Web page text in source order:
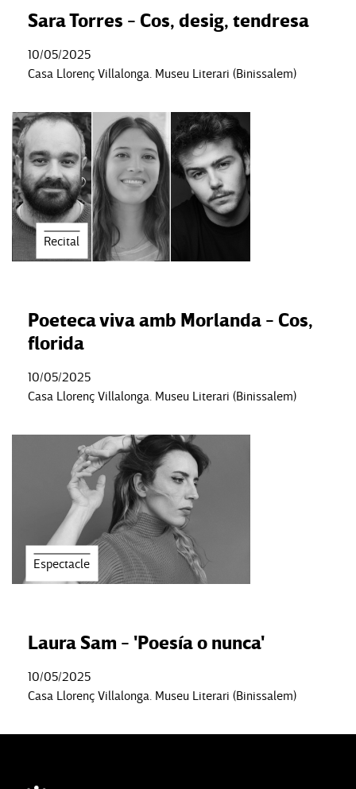
Sara Torres - Cos, desig, tendresa
10/05/2025
Casa Llorenç Villalonga. Museu Literari (Binissalem)
Recital
Poeteca viva amb Morlanda - Cos,
florida
10/05/2025
Casa Llorenç Villalonga. Museu Literari (Binissalem)
Espectacle
Laura Sam - 'Poesía o nunca'
10/05/2025
Casa Llorenç Villalonga. Museu Literari (Binissalem)